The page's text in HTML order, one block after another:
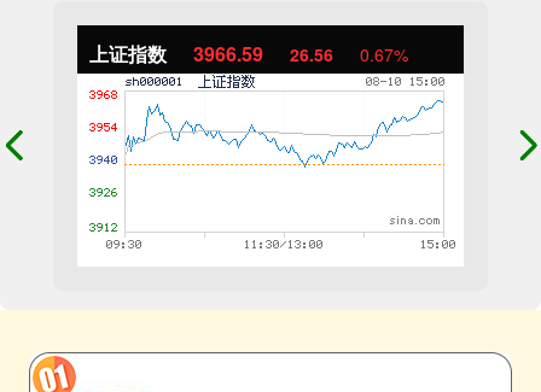
上证指数 3966.59 26.56 0.67%